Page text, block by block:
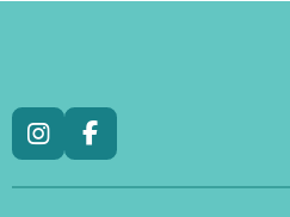
I
n
s
F
a
c